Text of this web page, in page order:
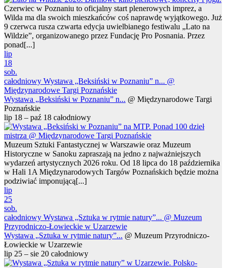
Czerwiec w Poznaniu to oficjalny start plenerowych imprez, a
Wilda ma dla swoich mieszkańców coś naprawdę wyjątkowego. Już
9 czerwca rusza czwarta edycja uwielbianego festiwalu „Lato na
Wildzie”, organizowanego przez Fundację Pro Posnania. Przez
ponad[...]
lip
18
sob.
całodniowy Wystawa „Beksiński w Poznaniu” n... @
Międzynarodowe Targi Poznańskie
Wystawa „Beksiński w Poznaniu” n... @ Międzynarodowe Targi
Poznańskie
lip 18 – paź 18 całodniowy
Muzeum Sztuki Fantastycznej w Warszawie oraz Muzeum
Historyczne w Sanoku zapraszają na jedno z najważniejszych
wydarzeń artystycznych 2026 roku. Od 18 lipca do 18 października
w Hali 1A Międzynarodowych Targów Poznańskich będzie można
podziwiać imponującą[...]
lip
25
sob.
całodniowy Wystawa „Sztuka w rytmie natury”... @ Muzeum
Przyrodniczo-Łowieckie w Uzarzewie
Wystawa „Sztuka w rytmie natury”... @ Muzeum Przyrodniczo-
Łowieckie w Uzarzewie
lip 25 – sie 20 całodniowy